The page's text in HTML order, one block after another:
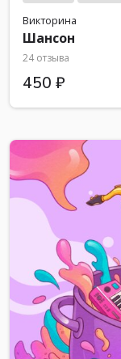
Викторина
Шансон
24 отзыва
450 ₽